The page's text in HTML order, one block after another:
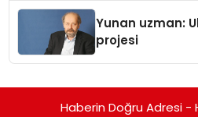
Yunan uzman:
projesi
Haberin Doğru Adresi